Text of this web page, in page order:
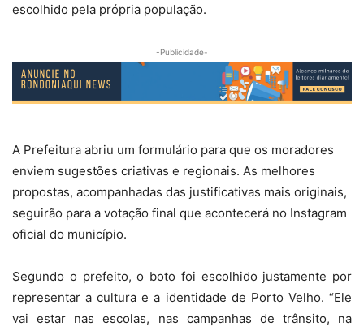
escolhido pela própria população.
-Publicidade-
A Prefeitura abriu um formulário para que os moradores
enviem sugestões criativas e regionais. As melhores
propostas, acompanhadas das justificativas mais originais,
seguirão para a votação final que acontecerá no Instagram
oficial do município.
Segundo o prefeito, o boto foi escolhido justamente por
representar a cultura e a identidade de Porto Velho. “Ele
vai estar nas escolas, nas campanhas de trânsito, na